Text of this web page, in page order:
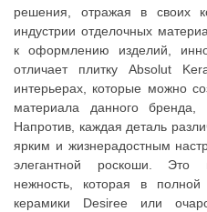
решения, отражая в своих
индустрии отделочных
к оформлению изделий,
отличает плитку Absolut
интерьерах, которые можно
материала данного
Напротив, каждая деталь
ярким и жизнерадостным
элегантной роскоши. Это
нежность, которая в
керамики Desiree или